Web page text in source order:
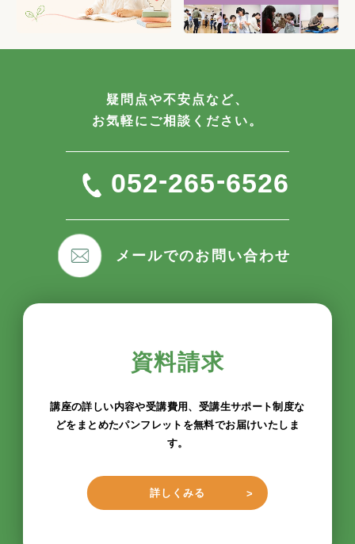
疑問点や不安点など、
お気軽にご相談ください。
052-265-6526
メールでのお問い合わせ
資料請求
講座の詳しい内容や受講費用、受講生サポート制度な
どをまとめたパンフレットを無料でお届けいたしま
す。
詳しくみる